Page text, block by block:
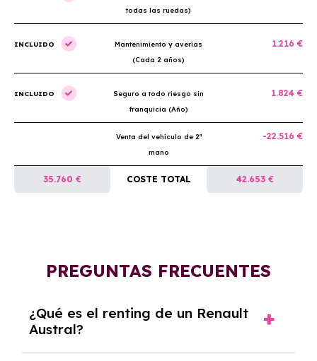
todas las ruedas)
INCLUIDO
Mantenimiento y averías
(Cada 2 años)
1.216 €
INCLUIDO
Seguro a todo riesgo sin
franquicia (Año)
1.824 €
Venta del vehículo de 2ª
mano
-22.516 €
35.760 € COSTE TOTAL 42.653 €
PREGUNTAS FRECUENTES
¿Qué es el renting de un Renault
Austral?